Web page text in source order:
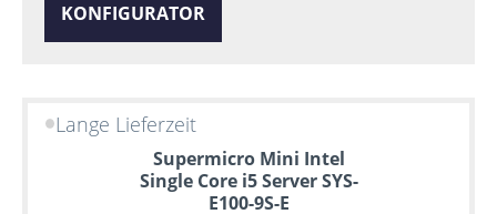
KONFIGURATOR
Lange Lieferzeit
Supermicro Mini Intel
Single Core i5 Server SYS-
E100-9S-E